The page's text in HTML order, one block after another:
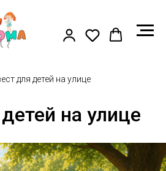
для детей на улице
на улице